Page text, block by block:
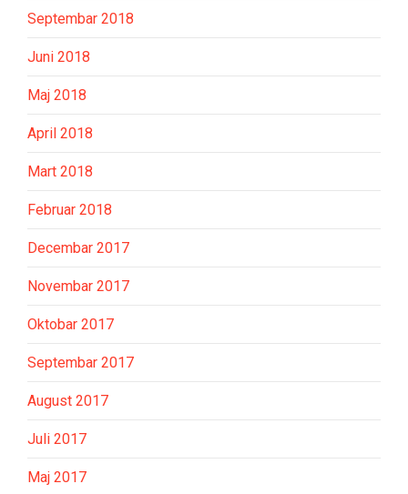
Septembar 2018
Juni 2018
Maj 2018
April 2018
Mart 2018
Februar 2018
Decembar 2017
Novembar 2017
Oktobar 2017
Septembar 2017
August 2017
Juli 2017
Maj 2017